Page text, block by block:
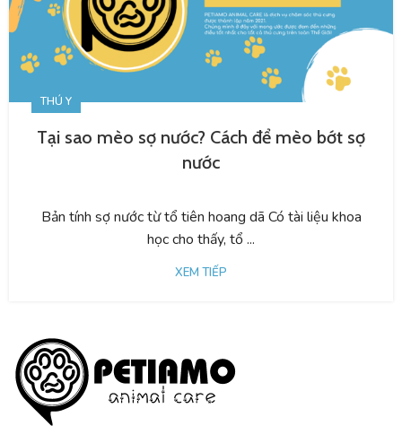
THÚ Y
Tại sao mèo sợ nước? Cách để mèo bớt sợ
nước
Bản tính sợ nước từ tổ tiên hoang dã Có tài liệu khoa
học cho thấy, tổ ...
XEM TIẾP